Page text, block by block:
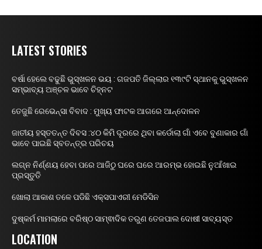
LATEST STORIES
ବର୍ଷା ହେଲେ ବଢୁଛି ଭୁସ୍ଖଳନ ଭୟ : ଗଜପତି ଜିଲ୍ଲାର ୧୩୯ଟି ସ୍ଥାନକୁ ଭୁସ୍ଖଳନ
ସମ୍ଭାବ୍ୟ ଅଞ୍ଚଳ ଭାବେ ଚିହ୍ନଟ
ତେଜୁଛି ରେଭେନ୍ସା ବିବାଦ : ମୁଖ୍ୟ ଫାଟକ ଆଗରେ ଆନ୍ଦୋଳନ
ଜାତୀୟ ହସ୍ତତନ୍ତ ଦିବସ :୪୦ କିମି ଦୂରରେ ଥିବା କର୍ଡୋଲା ଗାଁ ଏବେ ବୁଣାକାର ଗାଁ
ଭାବେ ପାଇଛି ସ୍ବତନ୍ତ୍ର ପରିଚୟ
ଲଗ୍ନ ନିର୍ଣ୍ଣୟ ହେବା ପରେ ଆଜିଠୁ ଘରେ ଘରେ ଆରମ୍ଭ ହୋଇଛି ନୁଆଁଖାଇ
ପ୍ରସ୍ତୁତି
ଖୋଲା ଆକାଶ ତଳେ ପଡିଛି ଏକ୍ସପାଏରୀ ମେଡିସିନ
ଦୁଷ୍କର୍ମ ମାମଲାରେ ବରିଷ୍ଠ ସାମ୍ଵାଦିକ ତରୁଣ ତେଜପାଲ ଦୋଷୀ ସାବ୍ୟସ୍ତ
LOCATION